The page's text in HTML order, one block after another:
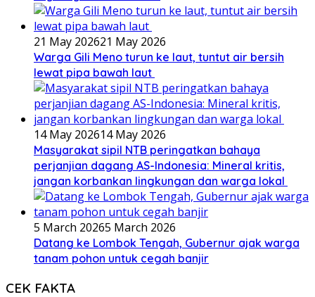
21 May 202621 May 2026
Warga Gili Meno turun ke laut, tuntut air bersih
lewat pipa bawah laut
14 May 202614 May 2026
Masyarakat sipil NTB peringatkan bahaya
perjanjian dagang AS-Indonesia: Mineral kritis,
jangan korbankan lingkungan dan warga lokal
5 March 20265 March 2026
Datang ke Lombok Tengah, Gubernur ajak warga
tanam pohon untuk cegah banjir
CEK FAKTA